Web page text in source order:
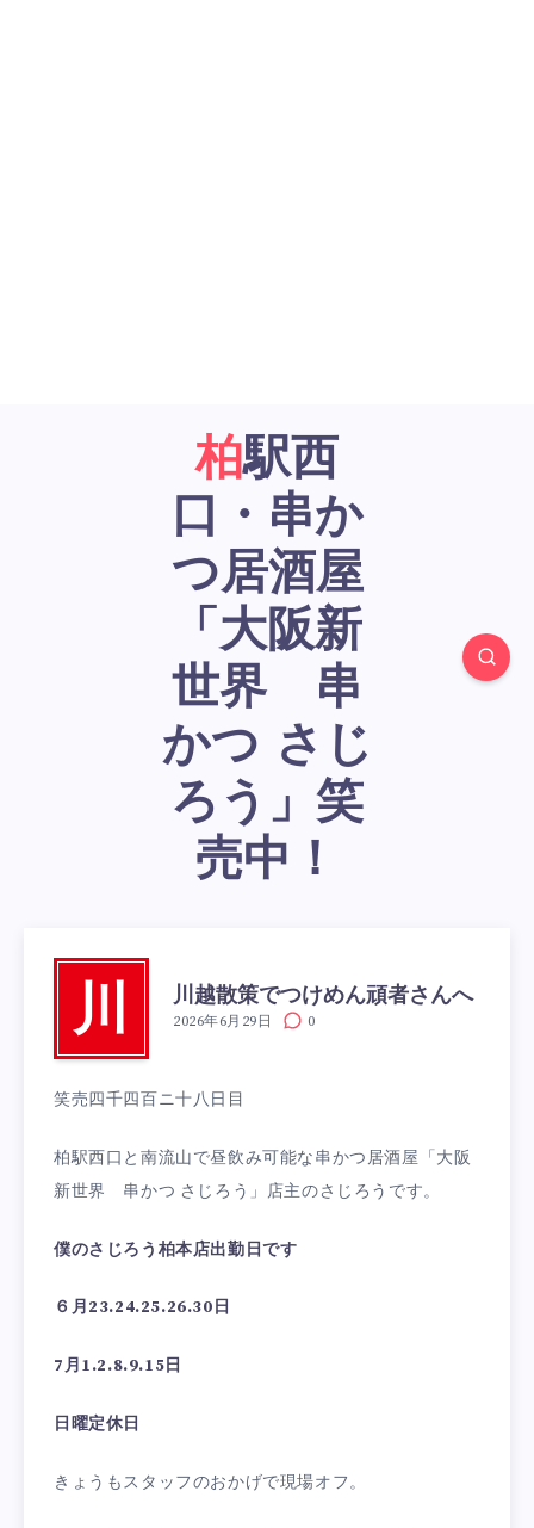
柏駅西
口・串か
つ居酒屋
「大阪新
世界 串
かつ さじ
ろう」笑
売中！
川 川越散策でつけめん頑者さんへ
2026年6月29日 0
笑売四千四百ニ十八日目
柏駅西口と南流山で昼飲み可能な串かつ居酒屋「大阪
新世界 串かつ さじろう」店主のさじろうです。
僕のさじろう柏本店出勤日です
６月23.24.25.26.30日
7月1.2.8.9.15日
日曜定休日
きょうもスタッフのおかげで現場オフ。